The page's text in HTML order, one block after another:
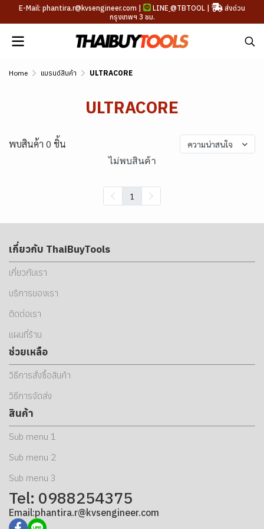
E-Mail: phantira.r@kvsengineer.com | LINE @TBTOOL |
ส่งด่วน
กรุงเทพฯ 3 ชม.
Home แบรนด์สินค้า ULTRACORE
ULTRACORE
พบสินค้า 0 ชิ้น ความน่าสนใจ
ไม่พบสินค้า
1
เกี่ยวกับ ThaiBuyTools
เกี่ยวกับเรา
บริการของเรา
ติดต่อเรา
แผนที่ร้าน
ช่วยเหลือ
วิธีการสั่งซื้อสินค้า
วิธีการจัดส่ง
สินค้า
Sub menu 1
Sub menu 2
Sub menu 3
Tel: 0988254375
Email:phantira.r@kvsengineer.com